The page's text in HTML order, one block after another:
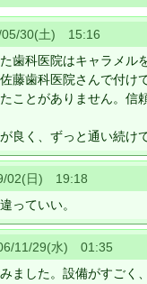
30(土) 15:16
歯科医院はキャラメル
藤歯科医院さんで付け
ことがありません。信
良く、ずっと通い続け
日) 19:18
っていい。
11/29(水) 01:35
ました。設備がすごく